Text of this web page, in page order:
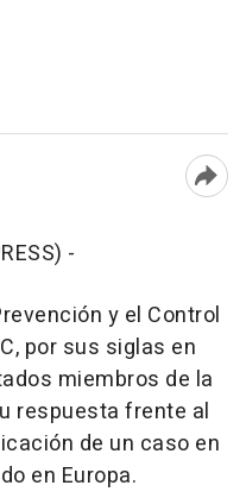
-
y el Control
por sus siglas en
miembros de la
respuesta frente al
de un caso en
en Europa.